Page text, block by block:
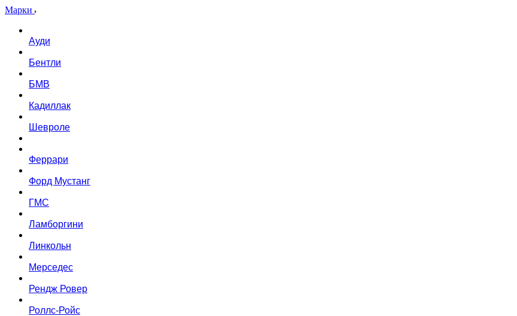
Марки
Ауди
Бентли
БМВ
Кадиллак
Шевроле
Феррари
Форд Мустанг
ГМС
Ламборгини
Линкольн
Мерседес
Рендж Ровер
Роллс-Ройс